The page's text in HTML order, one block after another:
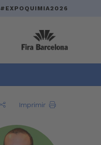
#EXPOQUIMIA2026
Imprimir